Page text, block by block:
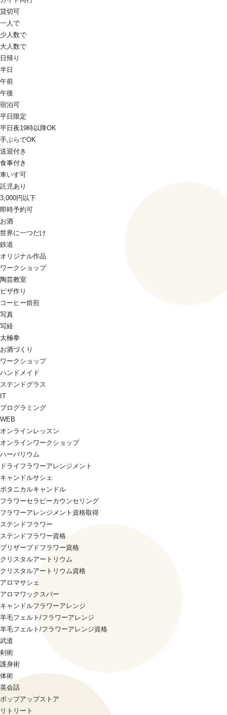
貸切可
一人で
少人数で
大人数で
日帰り
半日
午前
午後
宿泊可
平日限定
平日夜19時以降OK
手ぶらでOK
送迎付き
食事付き
車いす可
託児あり
3,000円以下
即時予約可
お酒
世界に一つだけ
鉄道
オリジナル作品
ワークショップ
陶芸教室
ピザ作り
コーヒー焙煎
写真
写経
太極拳
お酒づくり
ワークショップ
ハンドメイド
ステンドグラス
IT
プログラミング
WEB
オンラインレッスン
オンラインワークショップ
ハーバリウム
ドライフラワーアレンジメント
キャンドルサシェ
ボタニカルキャンドル
フラワーセラピーカウンセリング
フラワーアレンジメント資格取得
ステンドフラワー
ステンドフラワー資格
プリザーブドフラワー資格
クリスタルアートリウム
クリスタルアートリウム資格
アロマサシェ
アロマワックスバー
キャンドルフラワーアレンジ
羊毛フェルト/フラワーアレンジ
羊毛フェルト/フラワーアレンジ資格
武道
剣術
護身術
体術
英会話
ポップアップストア
リトリート